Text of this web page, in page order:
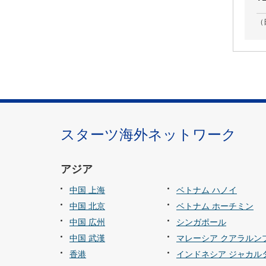
スターツ海外ネットワーク
アジア
中国 上海
中国 北京
中国 広州
中国 武漢
香港
ベトナム ハノイ
ベトナム ホーチミン
シンガポール
マレーシア クアラルン
インドネシア ジャカル